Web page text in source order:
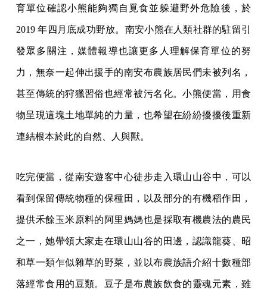
育單位確認小熊能夠獨自覓食並躲避野外危險後，於
2019 年四月底成功野放。南安小熊在人類社群的駐留引
發眾多關注，媒體報導也讓更多人理解保育單位的努
力，無奈一起伸出援手的南安布農族居民們未被列名，
甚至傳統的狩獵習俗也經常被污名化。小熊便當，用食
物呈現這塊土地單純的力量，也希望在紛紛擾擾後重新
連結根本於此的自然、人與獸。
吃完便當，從南安遊客中心徒步走入環山山谷中，可以
看到保留傳統物種的保種田，以及部分的有機稻作田，
提供禾餘玉米原料的阿里媽媽也是採取有機農法的農民
之一，她帶領大家走在環山山谷的田邊，認識龍葵、昭
和草一類乍似雜草的野菜，並以布農族語介紹十數種部
落經常食用的豆類。豆子是布農族飲食的靈魂元素，雖